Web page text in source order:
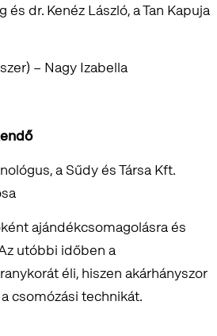
dr. Kenéz László, a Tan Kapuja
– Nagy Izabella
a Sűdy és Társa Kft.
ajándékcsomagolásra és
utóbbi időben a
éli, hiszen akárhányszor
csomózási technikát.